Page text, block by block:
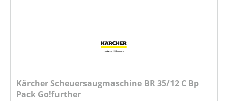
Kärcher Scheuersaugmaschine BR 35/12 C Bp
Pack Go!further